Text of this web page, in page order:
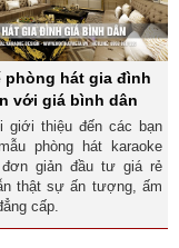
phòng hát gia đình
với giá bình dân
giới thiệu đến các bạn
phòng hát karaoke
giản đầu tư giá rẻ
thật sự ấn tượng, ấm
cấp.